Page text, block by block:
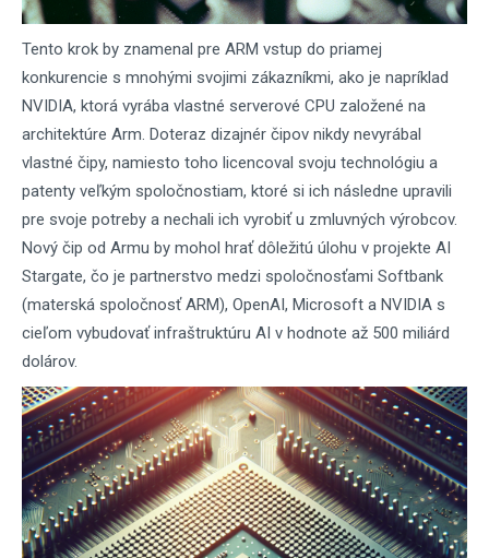
Tento krok by znamenal pre ARM vstup do priamej
konkurencie s mnohými svojimi zákazníkmi, ako je napríklad
NVIDIA, ktorá vyrába vlastné serverové CPU založené na
architektúre Arm. Doteraz dizajnér čipov nikdy nevyrábal
vlastné čipy, namiesto toho licencoval svoju technológiu a
patenty veľkým spoločnostiam, ktoré si ich následne upravili
pre svoje potreby a nechali ich vyrobiť u zmluvných výrobcov.
Nový čip od Armu by mohol hrať dôležitú úlohu v projekte AI
Stargate, čo je partnerstvo medzi spoločnosťami Softbank
(materská spoločnosť ARM), OpenAI, Microsoft a NVIDIA s
cieľom vybudovať infraštruktúru AI v hodnote až 500 miliárd
dolárov.